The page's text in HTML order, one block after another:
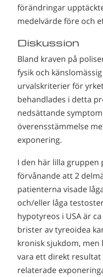
förändringar
medelvärde före och
Diskussion
Bland kraven på
fysik och
urvalskriterier för
behandlades i detta
nedsättande
överensstämmelse
exponering.
I den här lilla gruppen
förvånande att 2
patienterna visade
och/eller låga
hypotyreos i USA är
brister av tyreoidea
kronisk sjukdom, men
vara ett direkt
relaterade